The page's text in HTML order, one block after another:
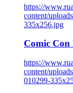
https://
content/
335x256.jpg
Comic Con
https://
content/
010299-